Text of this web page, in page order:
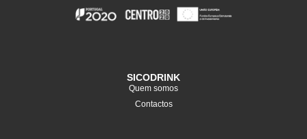
SICODRINK
Quem somos
Contactos